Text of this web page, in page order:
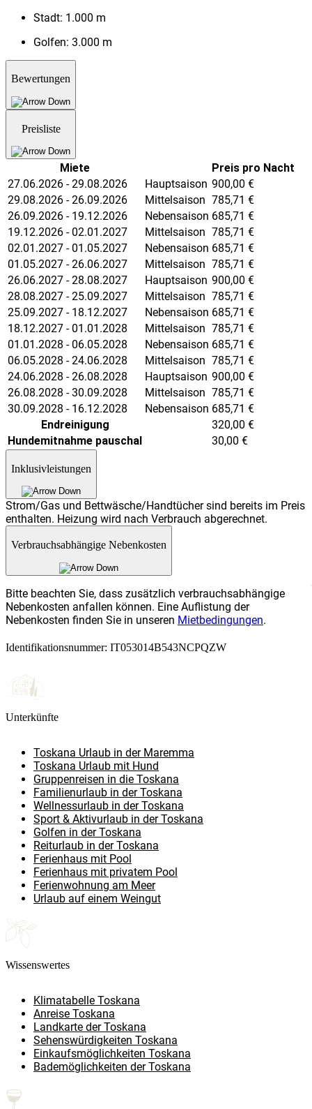
Stadt: 1.000 m
Golfen: 3.000 m
Bewertungen
Preisliste
Miete
Preis pro Nacht
27.06.2026 - 29.08.2026
Hauptsaison 900,00 €
29.08.2026 - 26.09.2026
Mittelsaison 785,71 €
26.09.2026 - 19.12.2026
Nebensaison 685,71 €
19.12.2026 - 02.01.2027
Mittelsaison 785,71 €
02.01.2027 - 01.05.2027
Nebensaison 685,71 €
01.05.2027 - 26.06.2027
Mittelsaison 785,71 €
26.06.2027 - 28.08.2027
Hauptsaison 900,00 €
28.08.2027 - 25.09.2027
Mittelsaison 785,71 €
25.09.2027 - 18.12.2027
Nebensaison 685,71 €
18.12.2027 - 01.01.2028
Mittelsaison 785,71 €
01.01.2028 - 06.05.2028
Nebensaison 685,71 €
06.05.2028 - 24.06.2028
Mittelsaison 785,71 €
24.06.2028 - 26.08.2028
Hauptsaison 900,00 €
26.08.2028 - 30.09.2028
Mittelsaison 785,71 €
30.09.2028 - 16.12.2028
Nebensaison 685,71 €
Endreinigung
320,00 €
Hundemitnahme pauschal
30,00 €
Inklusivleistungen
Strom/Gas und Bettwäsche/Handtücher sind bereits im Preis
enthalten. Heizung wird nach Verbrauch abgerechnet.
Verbrauchsabhängige Nebenkosten
Bitte beachten Sie, dass zusätzlich verbrauchsabhängige
Nebenkosten anfallen können. Eine Auflistung der
Nebenkosten finden Sie in unseren Mietbedingungen.
Identifikationsnummer: IT053014B543NCPQZW
Unterkünfte
Toskana Urlaub in der Maremma
Toskana Urlaub mit Hund
Gruppenreisen in die Toskana
Familienurlaub in der Toskana
Wellnessurlaub in der Toskana
Sport & Aktivurlaub in der Toskana
Golfen in der Toskana
Reiturlaub in der Toskana
Ferienhaus mit Pool
Ferienhaus mit privatem Pool
Ferienwohnung am Meer
Urlaub auf einem Weingut
Wissenswertes
Klimatabelle Toskana
Anreise Toskana
Landkarte der Toskana
Sehenswürdigkeiten Toskana
Einkaufsmöglichkeiten Toskana
Bademöglichkeiten der Toskana